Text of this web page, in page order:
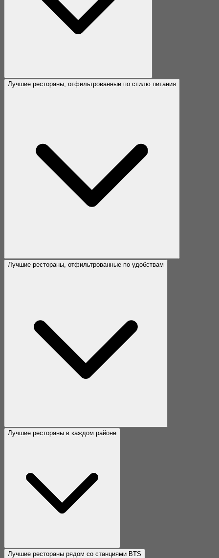
Лучшие рестораны, отфильтрованные по стилю питания
Лучшие рестораны, отфильтрованные по удобствам
Лучшие рестораны в каждом районе
Лучшие рестораны рядом со станциями BTS